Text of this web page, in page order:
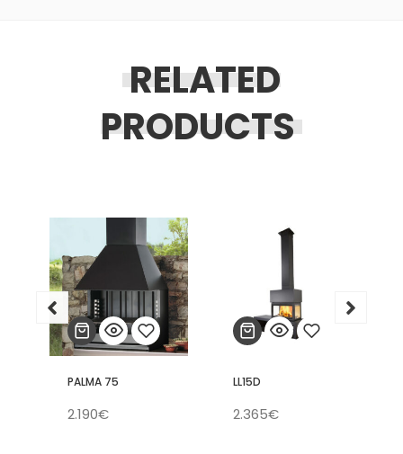
RELATED
PRODUCTS
PALMA 75
2.190€
LL15D
2.365€